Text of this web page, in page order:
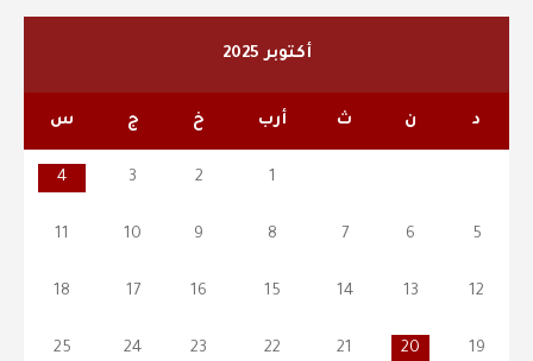
أكتوبر 2025
د ن ث أرب خ ج س
1
2
3
4
5
6
7
8
9
10
11
12
13
14
15
16
17
18
19
20
21
22
23
24
25